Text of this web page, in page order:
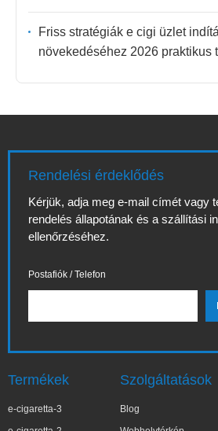
Friss stratégiák e cigi üzlet
növekedéséhez 2026 praktikus
Rendelési érdeklődés
Kérjük, adja meg e-mail címét vagy
rendelés állapotának és a szállítási
ellenőrzéséhez.
Postafiók / Telefon
Termékek
e-cigaretta-3
Szolgáltatások
Blog